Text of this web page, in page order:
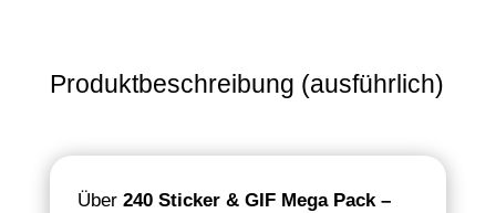
Produktbeschreibung (ausführlich)
Über 240 Sticker& GIF Mega Pack –